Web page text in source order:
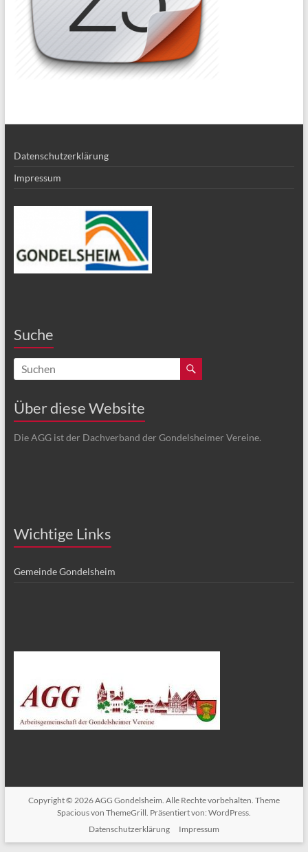
Datenschutzerklärung
Impressum
Suche
Über diese Website
Die AGG ist der Dachverband der Gondelsheimer Vereine.
Wichtige Links
Gemeinde Gondelsheim
Copyright © 2026AGG Gondelsheim . Alle Rechte vorbehalten. Theme
Spaciousvon ThemeGrill. Präsentiert von: WordPress.
Datenschutzerklärung
Impressum